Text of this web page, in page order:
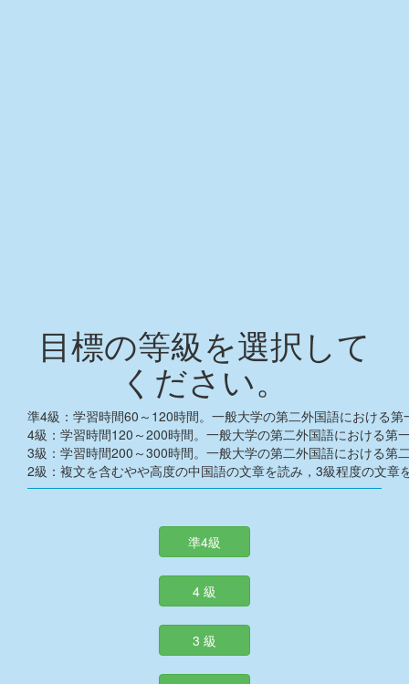
目標の等級を選択して
ください。
準4級：学習時間60～120時間。一般大学の第二外国語における
4級：学習時間120～200時間。一般大学の第二外国語における第
3級：学習時間200～300時間。一般大学の第二外国語における第
2級：複文を含むやや高度の中国語の文章を読み，3級程度の文章
準4級
4 級
3 級